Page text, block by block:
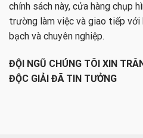
chính sách này, cửa hàng chụp
trường làm việc và giao tiếp với
bạch và chuyên nghiệp.
ĐỘI NGŨ CHÚNG TÔI XIN
ĐỘC GIẢI ĐÃ TIN TƯỞNG